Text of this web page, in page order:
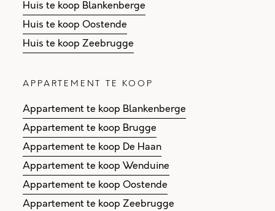
Huis te koop Blankenberge
Huis te koop Oostende
Huis te koop Zeebrugge
APPARTEMENT TE KOOP
Appartement te koop Blankenberge
Appartement te koop Brugge
Appartement te koop De Haan
Appartement te koop Wenduine
Appartement te koop Oostende
Appartement te koop Zeebrugge